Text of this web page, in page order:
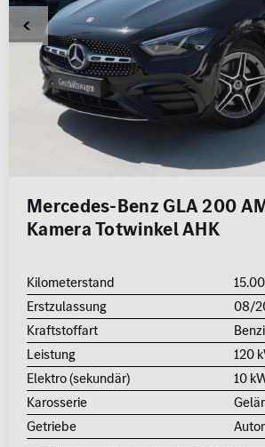
Mercedes-Benz GLA 200
Kamera Totwinkel AHK
Kilometerstand
Erstzulassung
08/
Kraftstoffart
Leistung
120
Elektro (sekundär)
10
Karosserie
Getriebe